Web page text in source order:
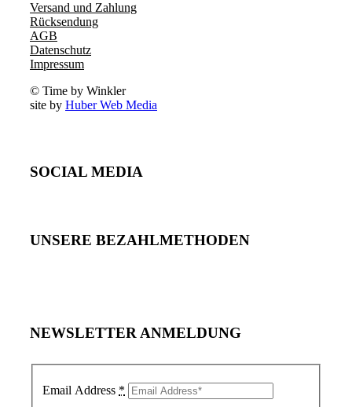
Versand und Zahlung
Rücksendung
AGB
Datenschutz
Impressum
© Time by Winkler
site by Huber Web Media
SOCIAL MEDIA
UNSERE BEZAHLMETHODEN
NEWSLETTER ANMELDUNG
Email Address *